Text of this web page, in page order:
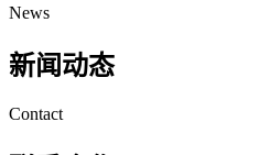
News
新闻动态
Contact